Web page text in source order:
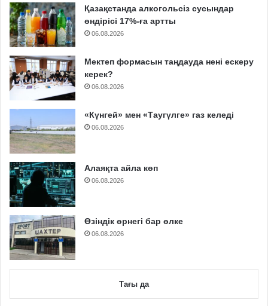
Қазақстанда алкогольсіз сусындар
өндірісі 17%-ға артты
06.08.2026
Мектеп формасын таңдауда нені ескеру
керек?
06.08.2026
«Күнгей» мен «Таугүлге» газ келеді
06.08.2026
Алаяқта айла көп
06.08.2026
Өзіндік өрнегі бар өлке
06.08.2026
Тағы да